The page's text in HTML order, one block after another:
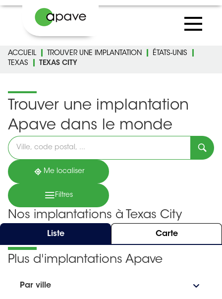
ACCUEIL TROUVER UNE IMPLANTATION
ÉTATS-UNIS
TEXAS
TEXAS CITY
Trouver une implantation
Apave dans le monde
Veuillez
renseigner
une
adresse
Me localiser
Filtres
Nos implantations à Texas City
Liste Carte
Plus d'implantations Apave
Par ville